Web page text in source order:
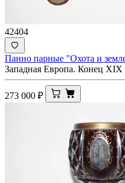
42404
Панно парные "Охота и
Западная Европа. Конец XIX
273 000 ₽